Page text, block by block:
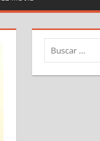
Buscar: